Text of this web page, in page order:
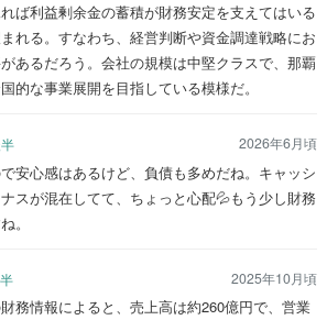
ば利益剰余金の蓄積が財務安定を支えてはいる
れる。すなわち、経営判断や資金調達戦略にお
あるだろう。会社の規模は中堅クラスで、那覇
的な事業展開を目指している模様だ。
2026年6月頃
安心感はあるけど、負債も多めだね。キャッシ
スが混在してて、ちょっと心配💦もう少し財務
。
2025年10月頃
務情報によると、売上高は約260億円で、営業